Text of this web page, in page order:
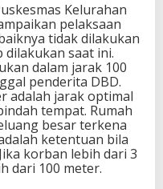
Kelurahan
pelaksaan
tidak dilakukan
dilakukan saat ini.
dalam jarak 100
penderita DBD.
adalah jarak optimal
tempat. Rumah
besar terkena
ketentuan bila
korban lebih dari 3
dari 100 meter.